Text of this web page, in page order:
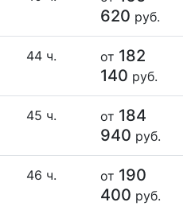
620 руб.
44 ч. от 182
140 руб.
45 ч. от 184
940 руб.
46 ч. от 190
400 руб.